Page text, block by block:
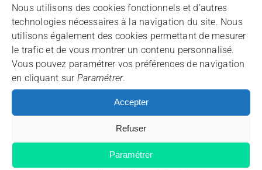
Nous utilisons des cookies fonctionnels et d’autres
technologies nécessaires à la navigation du site. Nous
utilisons également des cookies permettant de mesurer
le trafic et de vous montrer un contenu personnalisé.
Vous pouvez paramétrer vos préférences de navigation
en cliquant sur Paramétrer.
Accepter
Refuser
Paramétrer
est idéal pour faire des présentations de haute
qualité dans des salles de classe et des
petites salles de réunion.
Projecteur ultracourte focale laser WUXGA
4 000 lm
Taux de contraste 2.500.000 : 1
Technologie 3LCD